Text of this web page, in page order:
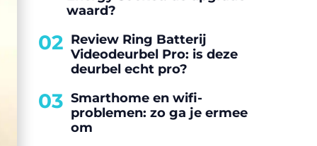
waard?
02 Review Ring Batterij
Videodeurbel Pro: is deze
deurbel echt pro?
03 Smarthome en wifi-
problemen: zo ga je ermee
om